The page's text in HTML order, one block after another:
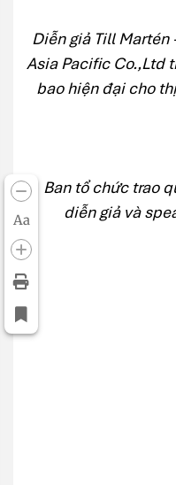
Aa
Diễn giả Till
Asia Pacific Co.,Ltd
bao hiện đại cho
Ban tổ chức trao
diễn giả và